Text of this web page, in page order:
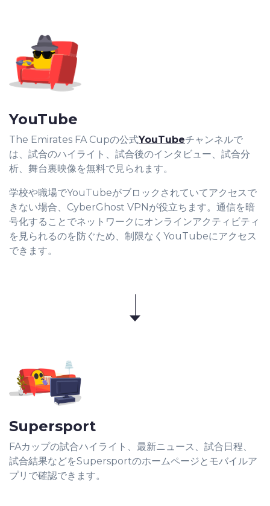
YouTube
The Emirates FA Cupの公式YouTubeチャンネルで
は、試合のハイライト、試合後のインタビュー、試合分
析、舞台裏映像を無料で見られます。
学校や職場でYouTubeがブロックされていてアクセスで
きない場合、CyberGhost VPNが役立ちます。通信を暗
号化することでネットワークにオンラインアクティビティ
を見られるのを防ぐため、制限なくYouTubeにアクセス
できます。
Supersport
FAカップの試合ハイライト、最新ニュース、試合日程、
試合結果などをSupersportのホームページとモバイルア
プリで確認できます。